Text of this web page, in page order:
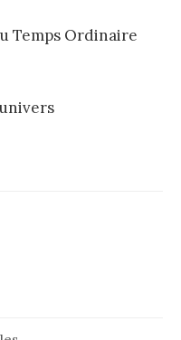
Temps Ordinaire